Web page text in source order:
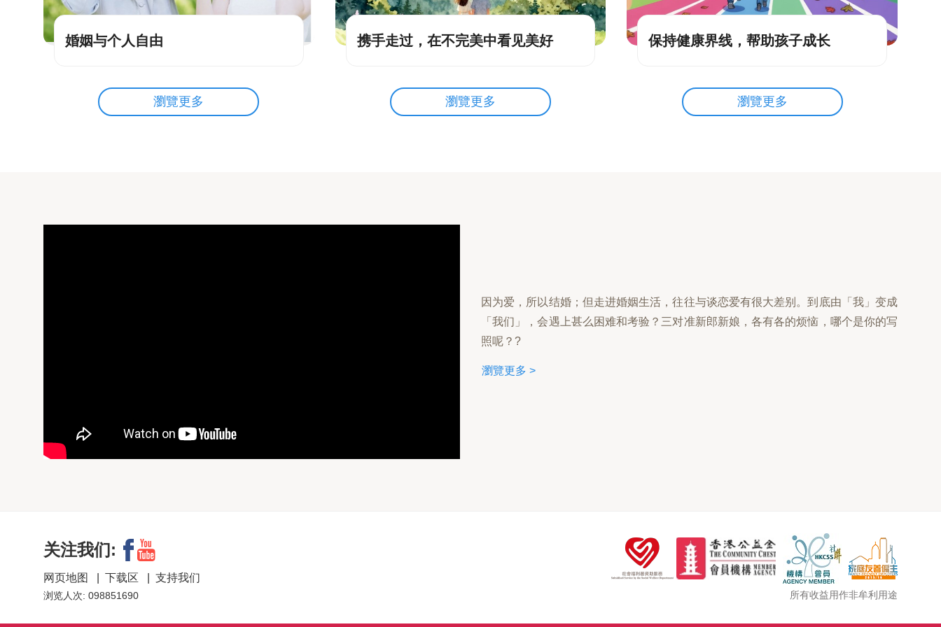
婚姻与个人自由
瀏覽更多
携手走过，在不完美中看见美好
瀏覽更多
保持健康界线，帮助孩子成长
瀏覽更多
因为爱，所以结婚；但走进婚姻生活，往往与谈恋爱有很大差别。到底由「我」变成
「我们」，会遇上甚么困难和考验？三对准新郎新娘，各有各的烦恼，哪个是你的写
照呢？?
瀏覽更多 >
所有收益用作非牟利用途
关注我们:
网页地图 下载区 支持我们
浏览人次: 098851690